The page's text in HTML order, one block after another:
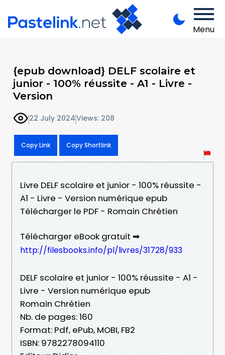
Menu
{epub download} DELF scolaire et
junior - 100% réussite - A1 - Livre -
Version
22 July 2024Views: 208
Copy Link Copy Shortlink
Livre DELF scolaire et junior - 100% réussite -
A1 - Livre - Version numérique epub
Télécharger le PDF - Romain Chrétien
Télécharger eBook gratuit ➡
http://filesbooks.info/pl/livres/31728/933
DELF scolaire et junior - 100% réussite - A1 -
Livre - Version numérique epub
Romain Chrétien
Nb. de pages: 160
Format: Pdf, ePub, MOBI, FB2
ISBN: 9782278094110